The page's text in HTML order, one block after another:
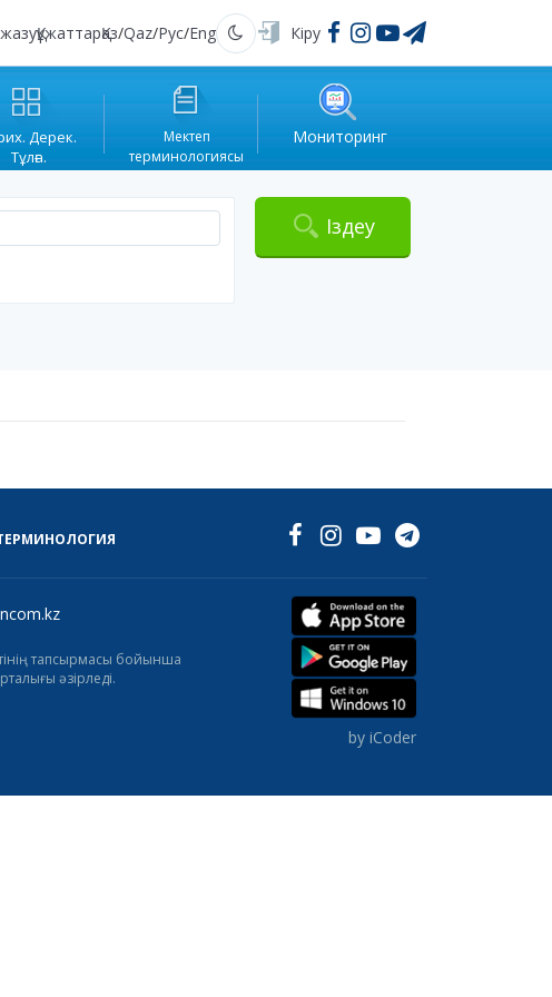
ҚұжаттарҚаз/Qaz/Рус/Eng Қараңғы Кіру
Дерек.
Тұлға.
Мектеп
терминологиясы
Мониторинг
Іздеу
тапсырмасы бойынша
әзірледі.
by iCoder